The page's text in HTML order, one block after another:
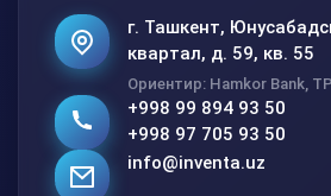
г. Ташкент,
квартал, д. 59, кв. 55
Ориентир: Hamkor Bank,
+998 99 894 93 50
+998 97 705 93 50
info@inventa.uz